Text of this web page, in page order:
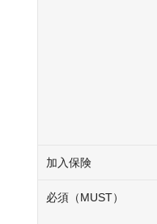
加入保険
必須（MUST）